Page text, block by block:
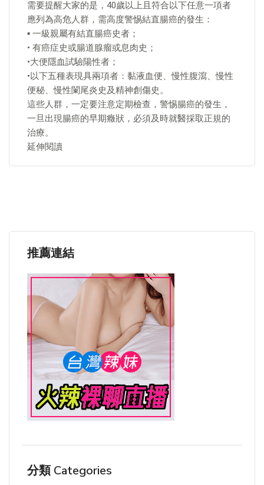
需要提醒大家的是，40歲以上且符合以下任意一項者
應列為高危人群，需高度警惕結直腸癌的發生：
▪ 一級親屬有結直腸癌史者；
• 有癌症史或腸道腺瘤或息肉史；
•大便隱血試驗陽性者；
•以下五種表現具兩項者：黏液血便、慢性腹瀉、慢性
便秘、慢性闌尾炎史及精神創傷史。
這些人群，一定要注意定期檢查，警惕腸癌的發生，
一旦出現腸癌的早期癥狀，必須及時就醫採取正規的
治療。
延伸閱讀
推薦連結
分類 Categories